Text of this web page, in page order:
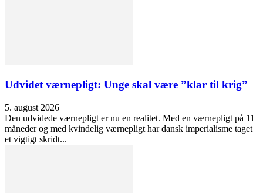
Udvidet værnepligt: Unge skal være ”klar til krig”
5. august 2026
Den udvidede værnepligt er nu en realitet. Med en værnepligt på 11
måneder og med kvindelig værnepligt har dansk imperialisme taget
et vigtigt skridt...